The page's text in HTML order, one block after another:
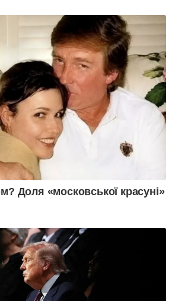
Доля «московської красуні»